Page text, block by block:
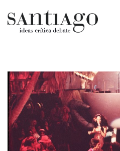
Actualidad
Archivo Cenfoto-UDP
Arquetipos de situación
Artes visuales
Ciencia